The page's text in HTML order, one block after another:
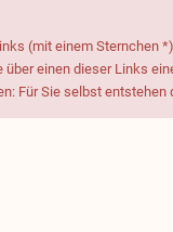
(mit einem Sternchen
einen dieser Links
Für Sie selbst